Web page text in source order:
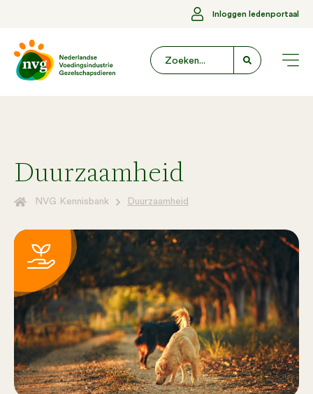
Inloggen ledenportaal
Duurzaamheid
NVG Kennisbank Duurzaamheid